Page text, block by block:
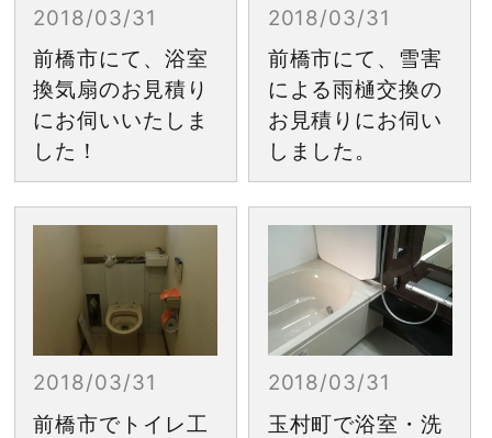
2018/03/31
前橋市にて、浴室
換気扇のお見積り
にお伺いいたしま
した！
2018/03/31
前橋市にて、雪害
による雨樋交換の
お見積りにお伺い
しました。
2018/03/31
前橋市でトイレ工
2018/03/31
玉村町で浴室・洗